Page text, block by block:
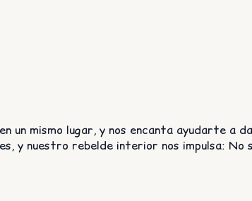
un mismo lugar, y nos encanta ayudarte a
y nuestro rebelde interior nos impulsa: No